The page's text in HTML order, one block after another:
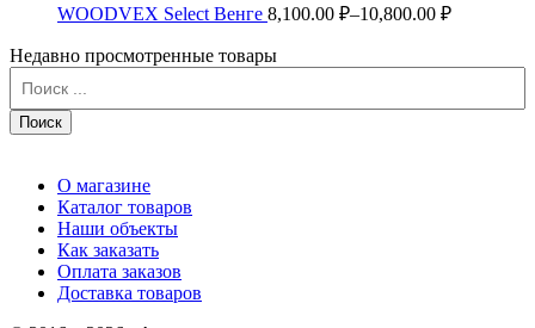
WOODVEX Select Венге 8,100.00 ₽–10,800.00 ₽
Недавно просмотренные товары
О магазине
Каталог товаров
Наши объекты
Как заказать
Оплата заказов
Доставка товаров